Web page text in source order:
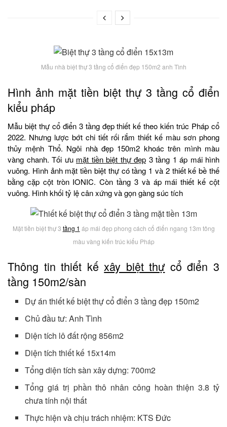
Mẫu nhà biệt thự 3 tầng cổ điển đẹp 150m2 anh Tình
Hình ảnh mặt tiền biệt thự 3 tầng cổ điển
kiểu pháp
Mẫu biệt thự cổ điển 3 tầng đẹp thiết kế theo kiến trúc Pháp cổ
2022. Nhưng lược bớt chi tiết rối rắm thiết kế màu sơn phong
thủy mệnh Thổ. Ngôi nhà đẹp 150m2 khoác trên mình màu
vàng chanh. Tối ưu mặt tiền biệt thự đẹp 3 tầng 1 áp mái hình
vuông. Hình ảnh mặt tiền biệt thự có tầng 1 và 2 thiết kế bề thế
bằng cặp cột tròn IONIC. Còn tầng 3 và áp mái thiết kế cột
vuông. Hình khối tỷ lệ cân xứng và gọn gàng súc tích
Mặt tiền biệt thự 3 tầng 1 áp mái đẹp phong cách cổ điển ngang 13m tông
màu vàng kiến trúc kiểu Pháp
Thông tin thiết kếxây biệt thự cổ điển 3
tầng 150m2/sàn
Dự án thiết kế biệt thự cổ điển 3 tầng đẹp 150m2
Chủ đầu tư: Anh Tình
Diện tích lô đất rộng 856m2
Diện tích thiết kế 15x14m
Tổng diện tích sàn xây dựng: 700m2
Tổng giá trị phần thô nhân công hoàn thiện 3.8 tỷ
chưa tính nội thất
Thực hiện và chịu trách nhiệm: KTS Đức